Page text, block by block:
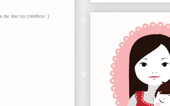
de dar os créditos :)